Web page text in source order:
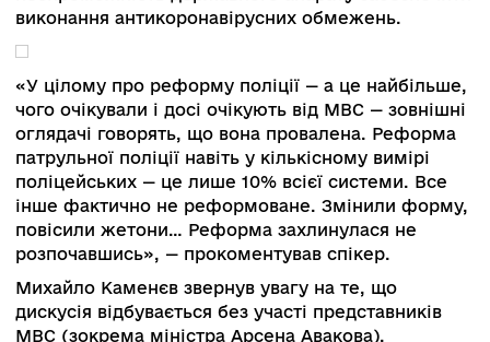
вдосконалення; зокрема бракує Дорожньої
зменшення правоохоронної функції Служби
положення про комітет з нагляду за
СБУ. Спікер акцентував на важливості
позитивного сприйняття реформ
У майбутньому місія готова розширювати
допомогу для Бюро економічної безпеки.
Реформи служби безпеки і розвідки — одні з
найскладніших, які Україна повинна провести.
Володимир Петраковський, старший викладач
кафедри кримінального та кримінального